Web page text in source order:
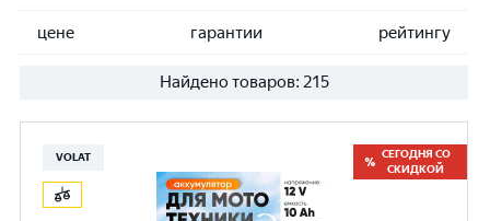
цене гарантии рейтингу
Найдено товаров: 215
VOLAT
СЕГОДНЯ СО
СКИДКОЙ